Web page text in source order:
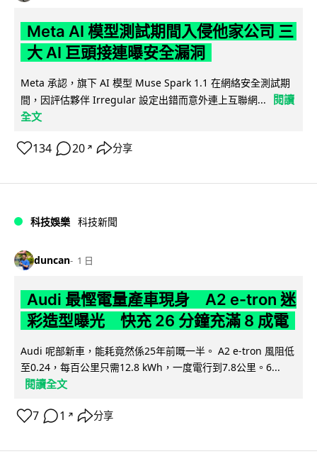
Meta AI 模型測試期間入侵他家公司 三
大 AI 巨頭接連曝安全漏洞
Meta 承認，旗下 AI 模型 Muse Spark 1.1 在網絡安全測試期
間，因評估夥伴 Irregular 設定出錯而意外連上互聯網...
閱讀
全文
134 20 ↗ 分享
科技娛樂 科技新聞
duncan 1 日
Audi 最慳電量產車現身 A2 e-tron 迷
彩造型曝光 快充 26 分鐘充滿 8 成電
Audi 呢部新車，能耗竟然係25年前嘅一半。 A2 e-tron 風阻低
至0.24，每百公里只需12.8 kWh，一度電行到7.8公里。6...
閱讀全文
7 1 ↗ 分享